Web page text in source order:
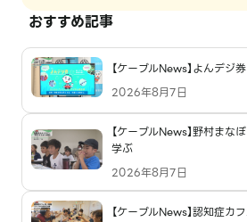
おすすめ記事
【ケーブルNews】よんデ
2026年8月7日
【ケーブルNews】野村まな
学ぶ
2026年8月7日
【ケーブルNews】認知症カ